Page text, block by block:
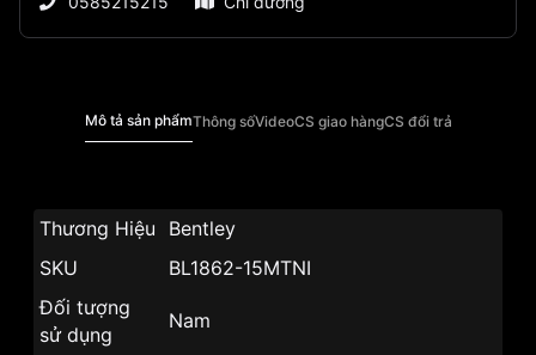
Mô tả sản phẩmThông sốVideoCS giao hàngCS đổi trả
Thương Hiệu
Bentley
SKU
BL1862-15MTNI
Đối tượng
sử dụng
Nam